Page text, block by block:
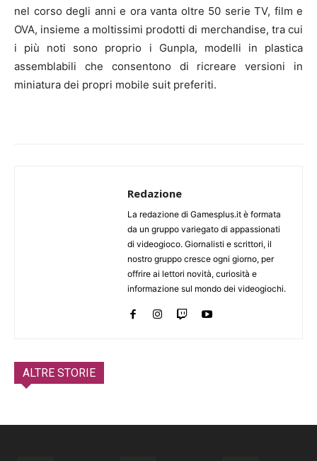
nel corso degli anni e ora vanta oltre 50 serie TV, film e
OVA, insieme a moltissimi prodotti di merchandise, tra cui
i più noti sono proprio i Gunpla, modelli in plastica
assemblabili che consentono di ricreare versioni in
miniatura dei propri mobile suit preferiti.
Redazione
La redazione di Gamesplus.it è formata
da un gruppo variegato di appassionati
di videogioco. Giornalisti e scrittori, il
nostro gruppo cresce ogni giorno, per
offrire ai lettori novità, curiosità e
informazione sul mondo dei videogiochi.
ALTRE STORIE